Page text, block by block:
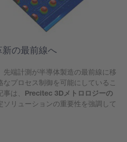
の最前線へ
先端計測が半導体製造の最前線に移
プロセス制御を可能にしているこ
は、 Precitec 3Dメトロロジーの
ソリューションの重要性を強調して